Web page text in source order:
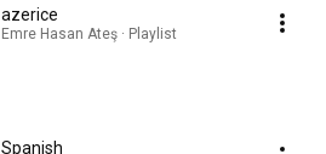
azerice
Emre Hasan Ateş · Playlist
Spanish